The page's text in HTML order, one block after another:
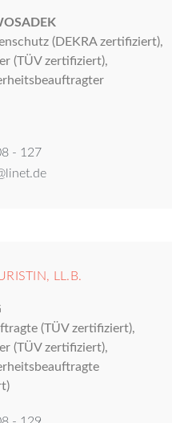
(DEKRA zertifiziert),
(TÜV zertifiziert),
- 127
LL.B.
(TÜV zertifiziert),
(TÜV zertifiziert),